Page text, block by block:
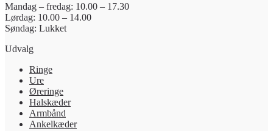
Mandag – fredag: 10.00 – 17.30
Lørdag: 10.00 – 14.00
Søndag: Lukket
Udvalg
Ringe
Ure
Øreringe
Halskæder
Armbånd
Ankelkæder